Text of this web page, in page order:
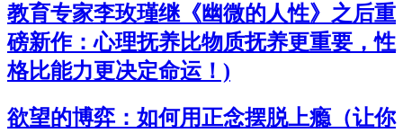
教育专家李玫瑾继《幽微的人性》之后重
磅新作：心理抚养比物质抚养更重要，性
格比能力更决定命运！)
欲望的博弈：如何用正念摆脱上瘾（让你